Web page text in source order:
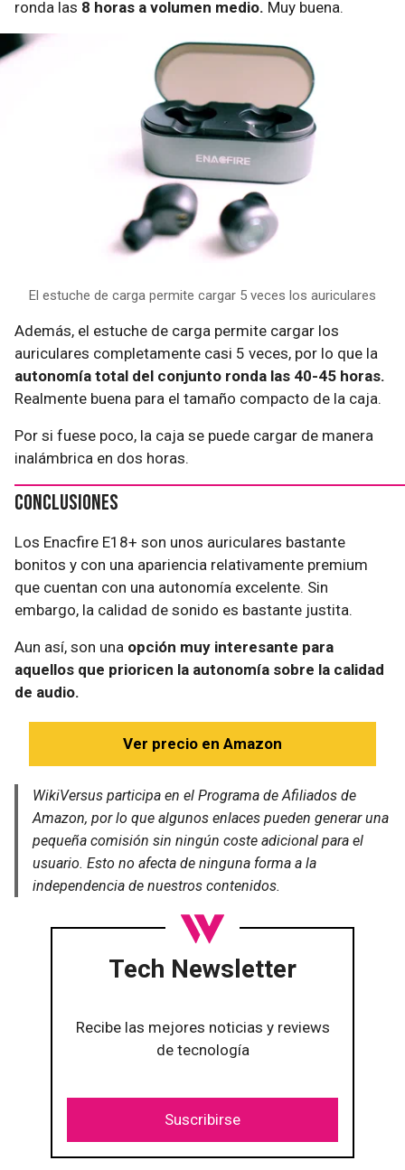
ronda las 8 horas a volumen medio. Muy buena.
El estuche de carga permite cargar 5 veces los auriculares
Además, el estuche de carga permite cargar los
auriculares completamente casi 5 veces, por lo que la
autonomía total del conjunto ronda las 40-45 horas.
Realmente buena para el tamaño compacto de la caja.
Por si fuese poco, la caja se puede cargar de manera
inalámbrica en dos horas.
Conclusiones
Los Enacfire E18+ son unos auriculares bastante
bonitos y con una apariencia relativamente premium
que cuentan con una autonomía excelente. Sin
embargo, la calidad de sonido es bastante justita.
Aun así, son una opción muy interesante para
aquellos que prioricen la autonomía sobre la calidad
de audio.
Ver precio en Amazon
WikiVersus participa en el Programa de Afiliados de
Amazon, por lo que algunos enlaces pueden generar una
pequeña comisión sin ningún coste adicional para el
usuario. Esto no afecta de ninguna forma a la
independencia de nuestros contenidos.
Tech Newsletter
Recibe las mejores noticias y reviews
de tecnología
Suscribirse